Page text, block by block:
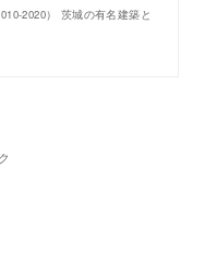
2020） 茨城の有名建築と